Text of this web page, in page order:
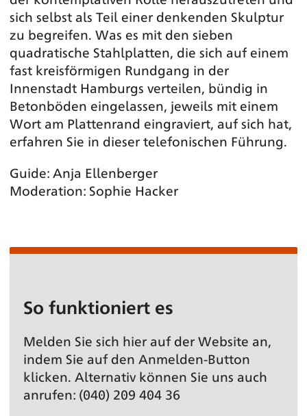
sich selbst als Teil einer denkenden Skulptur
zu begreifen. Was es mit den sieben
quadratische Stahlplatten, die sich auf einem
fast kreisförmigen Rundgang in der
Innenstadt Hamburgs verteilen, bündig in
Betonböden eingelassen, jeweils mit einem
Wort am Plattenrand eingraviert, auf sich hat,
erfahren Sie in dieser telefonischen Führung.
Guide: Anja Ellenberger
Moderation: Sophie Hacker
So funktioniert es
Melden Sie sich hier auf der Website an,
indem Sie auf den Anmelden-Button
klicken. Alternativ können Sie uns auch
anrufen: (040) 209 404 36